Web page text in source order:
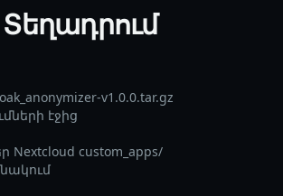
Տեղադրում
v1.0.0.tar.gz
էջից
Nextcloud custom_apps/